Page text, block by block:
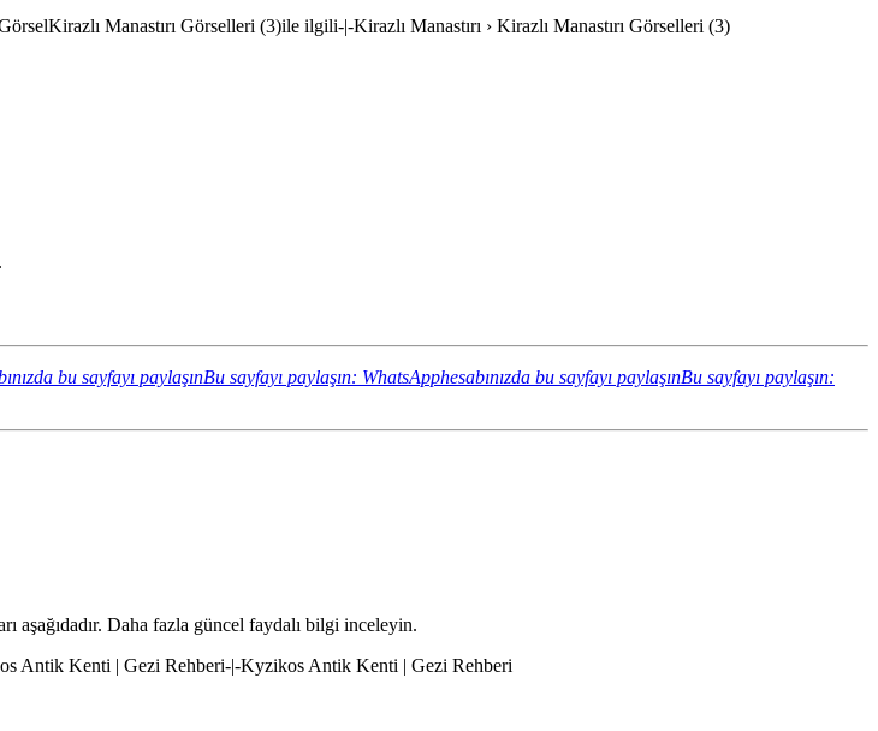
Manastırı Görselleri (3)ile ilgili-|-Kirazlı Manastırı › Kirazlı Manastırı Görselleri (3)
bu sayfayı paylaşınBu sayfayı paylaşın: WhatsApphesabınızda bu sayfayı paylaşınBu sayfayı paylaşın:
aşağıdadır. Daha fazla güncel faydalı bilgi inceleyin.
Antik Kenti | Gezi Rehberi-|-Kyzikos Antik Kenti | Gezi Rehberi